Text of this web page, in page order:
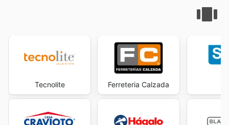
Tecnolite Ferreteria Calzada